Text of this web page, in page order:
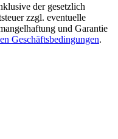
der gesetzlich
zzgl. eventuelle
und Garantie
Geschäftsbedingungen.